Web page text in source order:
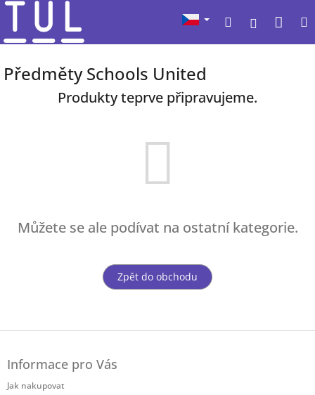
Přejít
obsah
Hledat
Předměty Schools United
Produkty teprve připravujeme.
Můžete se ale podívat na ostatní kategorie.
Zpět do obchodu
Informace pro Vás
Jak nakupovat